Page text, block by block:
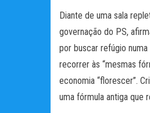
Diante de uma sala
governação do PS,
por buscar refúgio
recorrer às “mesmas
economia “florescer”.
uma fórmula antiga que